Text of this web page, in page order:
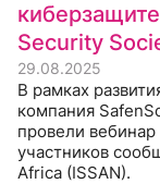
Security
29.08.2025
В рамках
компания
провели
участников
Africa (ISSAN).